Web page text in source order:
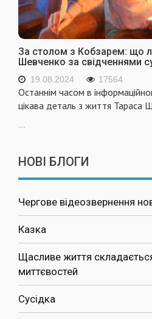
За столом з Кобзарем: що
Шевченко за свідченнями
19.08.2024 17564
Останнім часом в
цікава деталь з життя Тараса
НОВІ БЛОГИ
Чергове відеозвернення
Казка
Щасливе життя
миттєвостей
Сусідка